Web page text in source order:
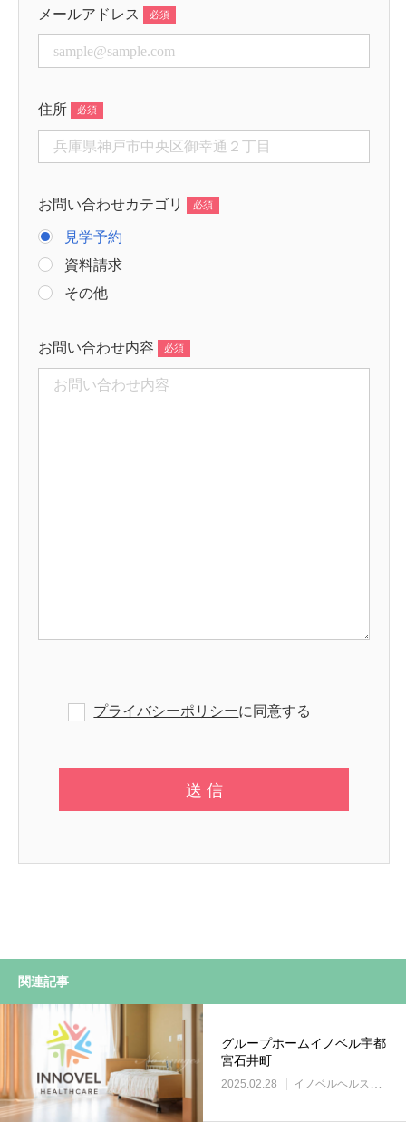
メールアドレス
住所
お問い合わせカテゴリ
見学予約
資料請求
その他
お問い合わせ内容
プライバシーポリシーに同意する
関連記事
グループホームイノベル宇都
宮石井町
2025.02.28 イノベルヘルスケア事業所